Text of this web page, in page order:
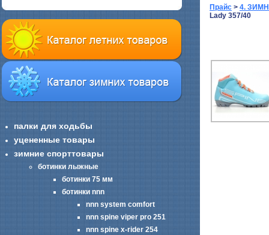
палки для ходьбы
уцененные товары
зимние спорттовары
ботинки лыжные
ботинки 75 мм
ботинки nnn
nnn system comfort
nnn spine viper pro 251
nnn spine x-rider 254
Прайс > 4.
Lady 357/40